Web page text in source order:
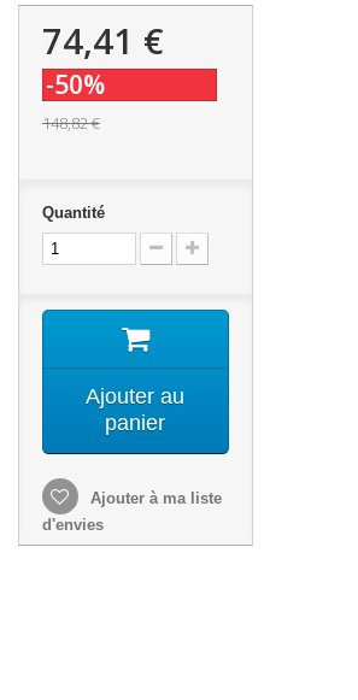
74,41 €
-50%
148,82 €
Quantité
Ajouter au
panier
Ajouter à ma liste
d'envies